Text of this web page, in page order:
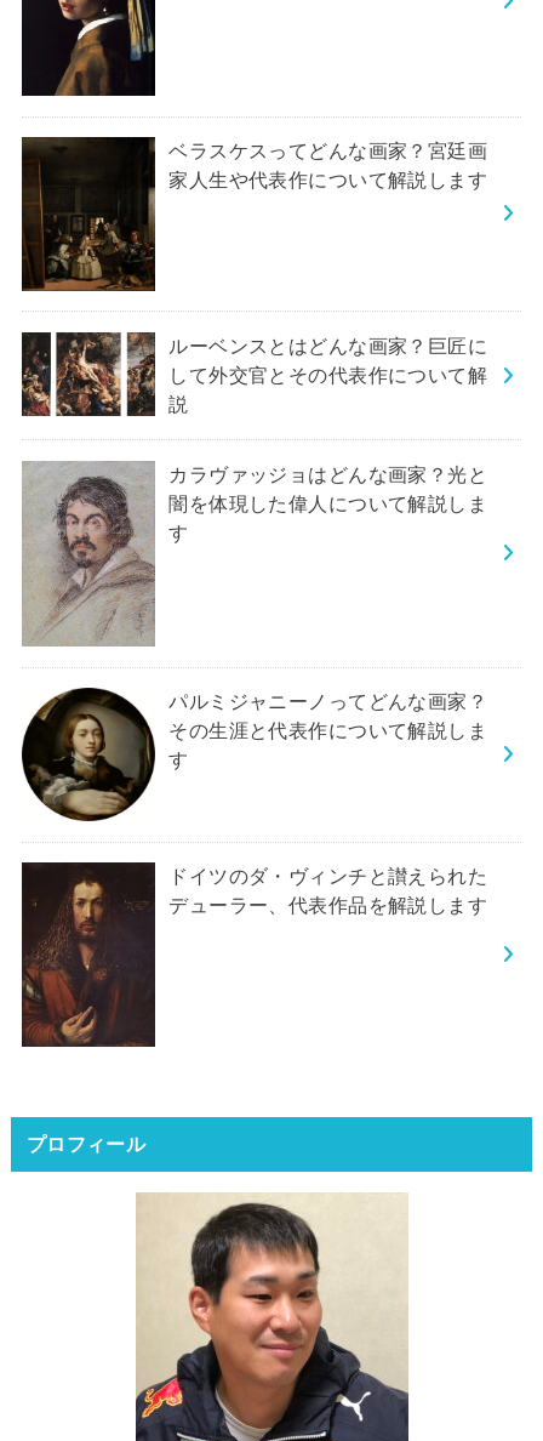
ベラスケスってどんな画家？宮廷画
家人生や代表作について解説します
ルーベンスとはどんな画家？巨匠に
して外交官とその代表作について解
説
カラヴァッジョはどんな画家？光と
闇を体現した偉人について解説しま
す
パルミジャニーノってどんな画家？
その生涯と代表作について解説しま
す
ドイツのダ・ヴィンチと讃えられた
デューラー、代表作品を解説します
プロフィール